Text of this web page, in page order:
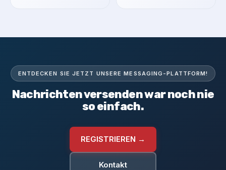
ENTDECKEN SIE JETZT UNSERE MESSAGING-PLATTFORM!
Nachrichten versenden war noch nie
so einfach.
REGISTRIEREN →
Kontakt